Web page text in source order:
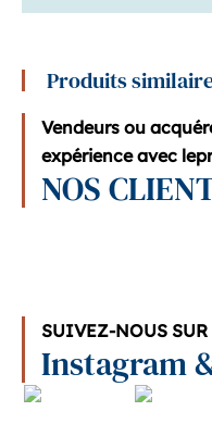
Produits
Vendeurs ou
expérience avec
NOS
SUIVEZ-NOUS SUR
Instagram